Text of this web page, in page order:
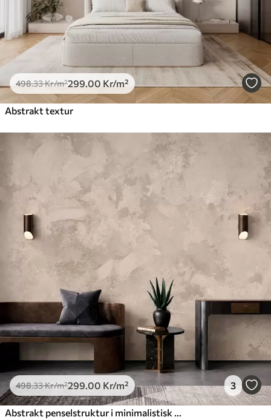
498.33Kr/m²299 .00 Kr/m²
Abstrakt textur
498.33Kr/m²299 .00 Kr/m² 3